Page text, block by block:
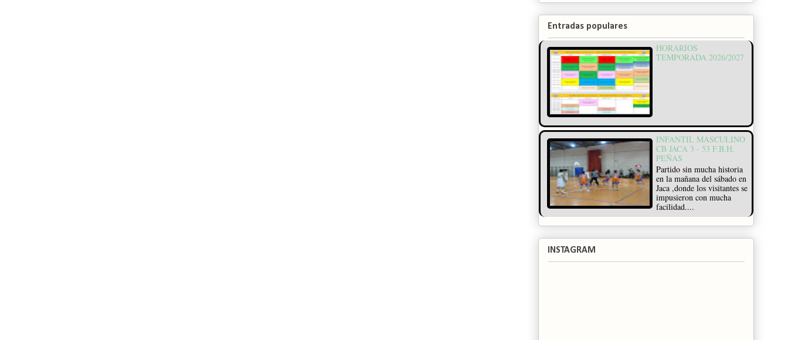
Entradas populares
HORARIOS
TEMPORADA 2026/2027
INFANTIL MASCULINO
CB JACA 3 - 53 F.B.H.
PEÑAS
Partido sin mucha historia
en la mañana del sábado en
Jaca ,donde los visitantes se
impusieron con mucha
facilidad....
INSTAGRAM